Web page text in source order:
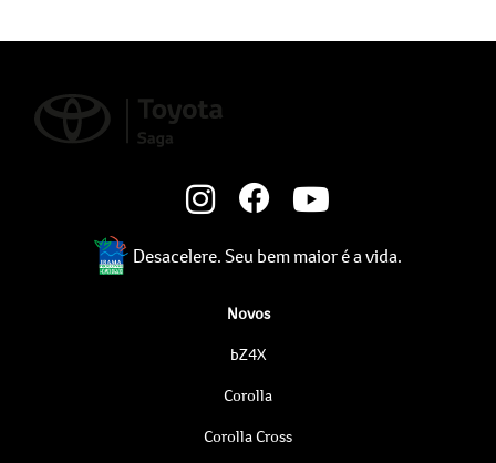
Desacelere. Seu bem maior é a vida.
Novos
bZ4X
Corolla
Corolla Cross